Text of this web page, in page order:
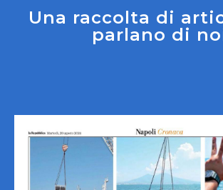
Una raccolta di
parlano di